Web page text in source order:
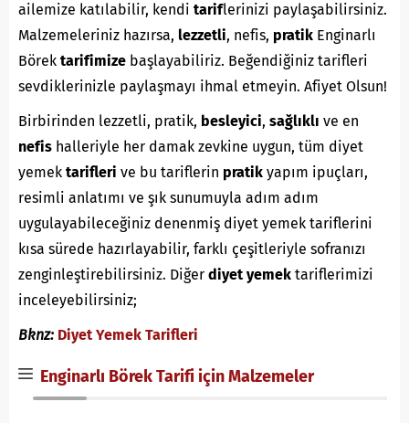
ailemize katılabilir, kendi tariflerinizi paylaşabilirsiniz.
Malzemeleriniz hazırsa, lezzetli, nefis, pratik Enginarlı
Börek tarifimize başlayabiliriz. Beğendiğiniz tarifleri
sevdiklerinizle paylaşmayı ihmal etmeyin. Afiyet Olsun!
Birbirinden lezzetli, pratik, besleyici, sağlıklı ve en
nefis halleriyle her damak zevkine uygun, tüm diyet
yemek tarifleri ve bu tariflerin pratik yapım ipuçları,
resimli anlatımı ve şık sunumuyla adım adım
uygulayabileceğiniz denenmiş diyet yemek tariflerini
kısa sürede hazırlayabilir, farklı çeşitleriyle sofranızı
zenginleştirebilirsiniz. Diğer diyet yemek tariflerimizi
inceleyebilirsiniz;
Bknz: Diyet Yemek Tarifleri
Enginarlı Börek Tarifi için Malzemeler